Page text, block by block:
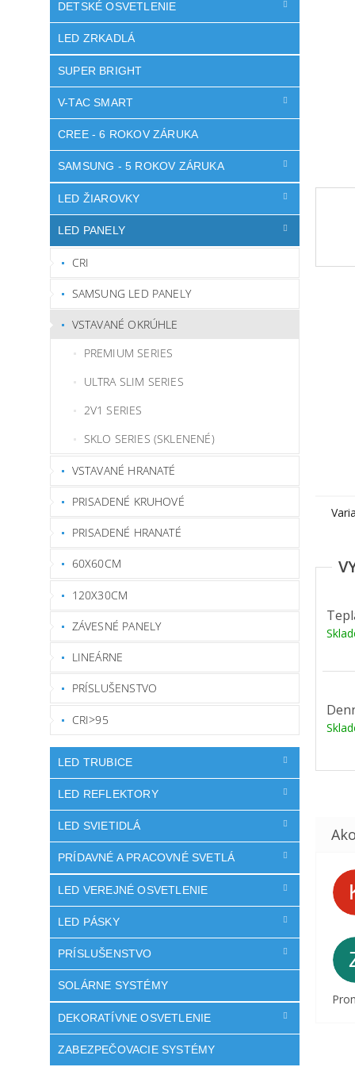
DETSKÉ OSVETLENIE
LED ZRKADLÁ
SUPER BRIGHT
V-TAC SMART
CREE - 6 ROKOV ZÁRUKA
SAMSUNG - 5 ROKOV ZÁRUKA
LED ŽIAROVKY
LED PANELY
CRI
SAMSUNG LED PANELY
VSTAVANÉ OKRÚHLE
PREMIUM SERIES
ULTRA SLIM SERIES
2V1 SERIES
SKLO SERIES (SKLENENÉ)
VSTAVANÉ HRANATÉ
PRISADENÉ KRUHOVÉ
PRISADENÉ HRANATÉ
60X60CM
120X30CM
ZÁVESNÉ PANELY
LINEÁRNE
PRÍSLUŠENSTVO
CRI>95
LED TRUBICE
LED REFLEKTORY
LED SVIETIDLÁ
PRÍDAVNÉ A PRACOVNÉ SVETLÁ
LED VEREJNÉ OSVETLENIE
LED PÁSKY
PRÍSLUŠENSTVO
SOLÁRNE SYSTÉMY
DEKORATÍVNE OSVETLENIE
ZABEZPEČOVACIE SYSTÉMY